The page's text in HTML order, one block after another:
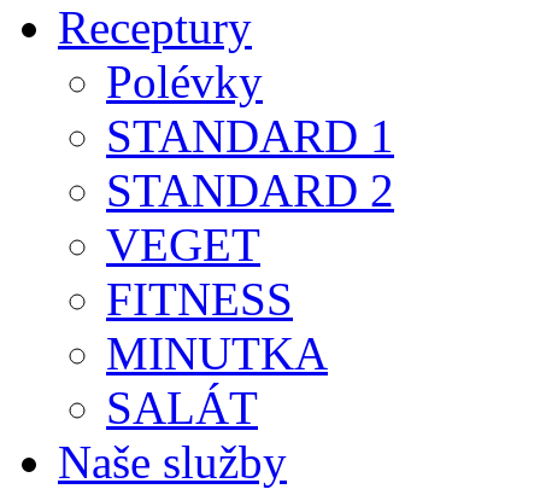
Receptury
Polévky
STANDARD 1
STANDARD 2
VEGET
FITNESS
MINUTKA
SALÁT
Naše služby